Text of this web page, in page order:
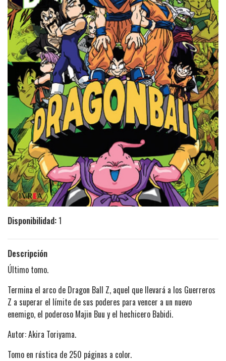
Disponibilidad:1
Descripción
Último tomo.
Termina el arco de Dragon Ball Z, aquel que llevará a los Guerreros
Z a superar el límite de sus poderes para vencer a un nuevo
enemigo, el poderoso Majin Buu y el hechicero Babidi.
Autor: Akira Toriyama.
Tomo en rústica de 250 páginas a color.